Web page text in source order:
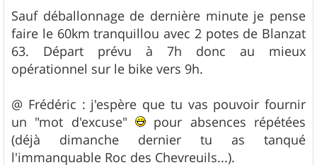
s
s
a
g
e
Sauf déballonnage de dernière minute je pense
faire le 60km tranquillou avec 2 potes de Blanzat
63. Départ prévu à 7h donc au mieux
opérationnel sur le bike vers 9h.
@ Frédéric : j'espère que tu vas pouvoir fournir
un "mot d'excuse"
pour absences répétées
(déjà dimanche dernier tu as tanqué
l'immanquable Roc des Chevreuils...).